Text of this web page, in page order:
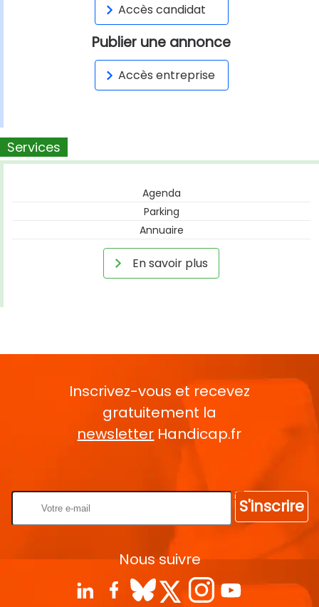
Accès candidat
Publier une annonce
Accès entreprise
Services
Agenda
Parking
Annuaire
En savoir plus
Inscrivez-vous et recevez
gratuitement la
newsletter Handicap.fr
S'inscrire
Nous suivre